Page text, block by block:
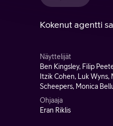
Kokenut agentti
Näyttelijät
Ben Kingsley, Filip
Itzik Cohen, Luk
Scheepers, Monica
Ohjaaja
Eran Riklis